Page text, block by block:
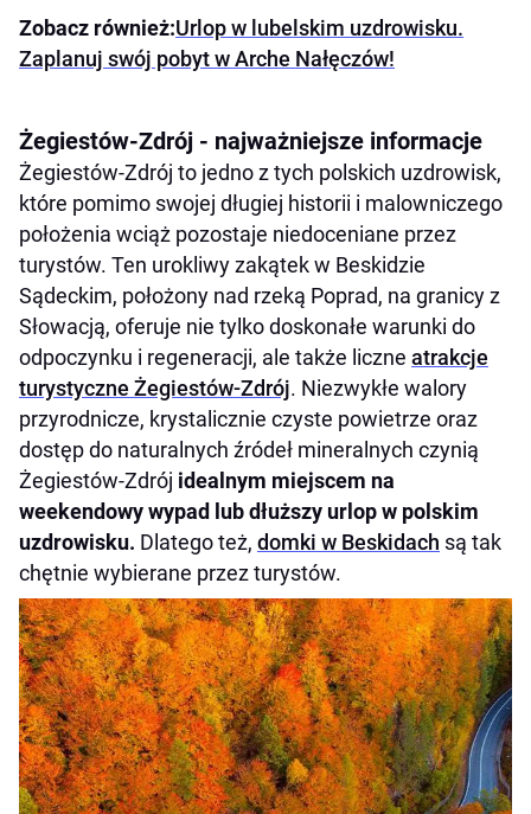
Zobacz również:Urlop w lubelskim uzdrowisku.
Zaplanuj swój pobyt w Arche Nałęczów!
Żegiestów-Zdrój - najważniejsze informacje
Żegiestów-Zdrój to jedno z tych polskich uzdrowisk,
które pomimo swojej długiej historii i malowniczego
położenia wciąż pozostaje niedoceniane przez
turystów. Ten urokliwy zakątek w Beskidzie
Sądeckim, położony nad rzeką Poprad, na granicy z
Słowacją, oferuje nie tylko doskonałe warunki do
odpoczynku i regeneracji, ale także liczne atrakcje
turystyczne Żegiestów-Zdrój. Niezwykłe walory
przyrodnicze, krystalicznie czyste powietrze oraz
dostęp do naturalnych źródeł mineralnych czynią
Żegiestów-Zdrój idealnym miejscem na
weekendowy wypad lub dłuższy urlop w polskim
uzdrowisku. Dlatego też, domki w Beskidach są tak
chętnie wybierane przez turystów.